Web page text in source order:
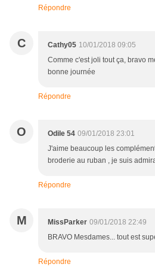
Répondre
C Cathy05 10/01/2018 09:05
Comme c'est joli tout ça, bravo
bonne journée
Répondre
O Odile 54 09/01/2018 23:01
J'aime beaucoup les
broderie au ruban , je suis
Répondre
M MissParker 09/01/2018 22:49
BRAVO Mesdames... tout est
Répondre